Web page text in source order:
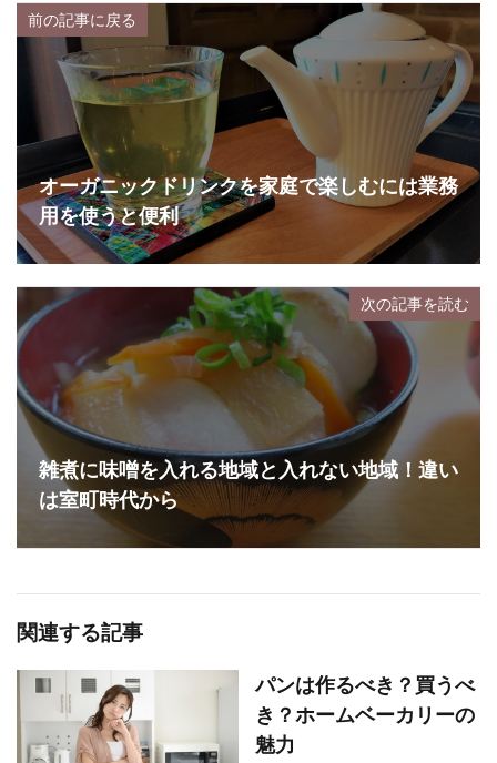
前の記事に戻る
オーガニックドリンクを家庭で楽しむには業務
用を使うと便利
次の記事を読む
雑煮に味噌を入れる地域と入れない地域！違い
は室町時代から
関連する記事
パンは作るべき？買うべ
き？ホームベーカリーの
魅力